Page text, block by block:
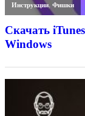
Инструкции,Фишки
Скачать
Windows